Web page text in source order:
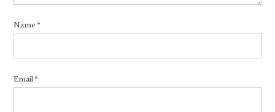
Name*
Email*